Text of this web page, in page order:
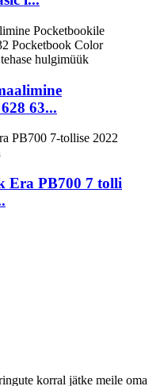
63...
Era PB700 7 tolli
korral jätke meile oma